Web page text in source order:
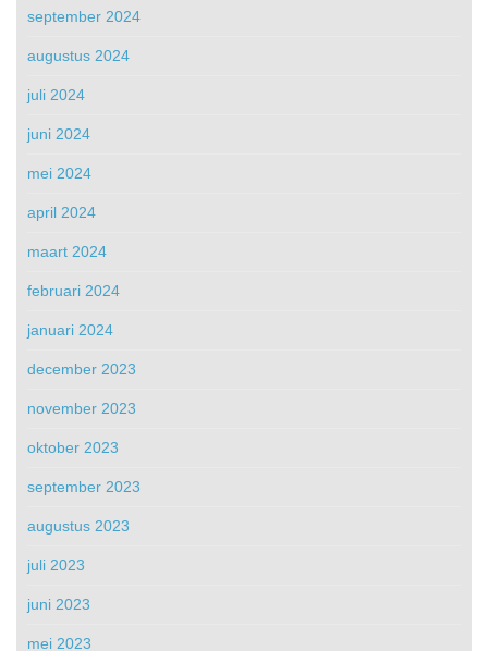
september 2024
augustus 2024
juli 2024
juni 2024
mei 2024
april 2024
maart 2024
februari 2024
januari 2024
december 2023
november 2023
oktober 2023
september 2023
augustus 2023
juli 2023
juni 2023
mei 2023